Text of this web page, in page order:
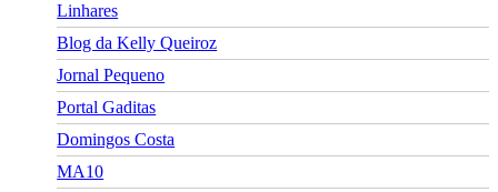
Linhares
Blog da Kelly Queiroz
Jornal Pequeno
Portal Gaditas
Domingos Costa
MA10